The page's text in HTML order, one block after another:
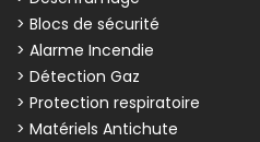
> Blocs de sécurité
> Alarme Incendie
> Détection Gaz
> Protection respiratoire
> Matériels Antichute